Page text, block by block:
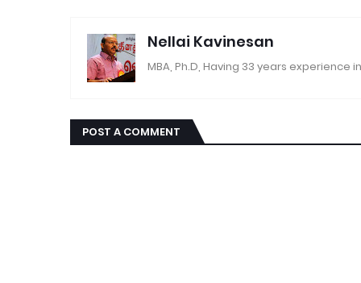
Nellai Kavinesan
MBA, Ph.D, Having 33 years
POST A COMMENT